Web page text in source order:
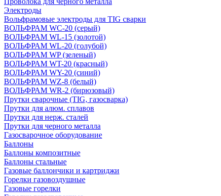
Электроды
Вольфрамовые электроды для TIG сварки
ВОЛЬФРАМ WC-20 (серый)
ВОЛЬФРАМ WL-15 (золотой)
ВОЛЬФРАМ WL-20 (голубой)
ВОЛЬФРАМ WP (зеленый)
ВОЛЬФРАМ WT-20 (красный)
ВОЛЬФРАМ WY-20 (синий)
ВОЛЬФРАМ WZ-8 (белый)
ВОЛЬФРАМ WR-2 (бирюзовый)
Прутки сварочные (TIG, газосварка)
Прутки для алюм. сплавов
Прутки для нерж. сталей
Прутки для черного металла
Газосварочное оборудование
Баллоны
Баллоны композитные
Баллоны стальные
Газовые баллончики и картриджи
Горелки газовоздушные
Газовые горелки